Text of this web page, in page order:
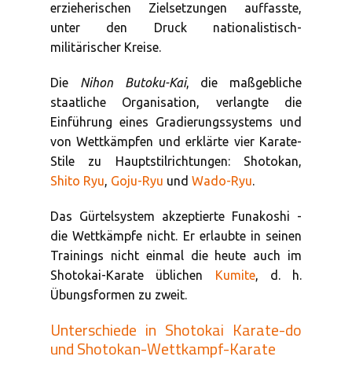
erzieherischen Zielsetzungen auffasste,
unter den Druck nationalistisch-
militärischer Kreise.
Die Nihon Butoku-Kai, die maßgebliche
staatliche Organisation, verlangte die
Einführung eines Gradierungssystems und
von Wettkämpfen und erklärte vier Karate-
Stile zu Hauptstilrichtungen: Shotokan,
Shito Ryu, Goju-Ryu und Wado-Ryu.
Das Gürtelsystem akzeptierte Funakoshi -
die Wettkämpfe nicht. Er erlaubte in seinen
Trainings nicht einmal die heute auch im
Shotokai-Karate üblichen Kumite, d. h.
Übungsformen zu zweit.
Unterschiede in Shotokai Karate-do
und Shotokan-Wettkampf-Karate